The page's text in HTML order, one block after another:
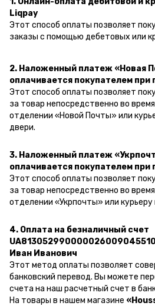
Liqpay
Этот способ оплаты позволяет
заказы с помощью дебетовых или
2. Наложенный платеж «Новая
оплачивается покупателем при
Этот способ оплаты позволяет
за товар непосредственно во
отделении «Новой Почты» или
двери.
3. Наложенный платеж
оплачивается покупателем при
Этот способ оплаты позволяет
за товар непосредственно во
отделении «Укрпочты» или курьеру
4. Оплата на безналичный счет
Иван Иванович
Этот метод оплаты позволяет
банковский перевод. Вы можете
счета на наш расчетный счет в
На товары в нашем магазине